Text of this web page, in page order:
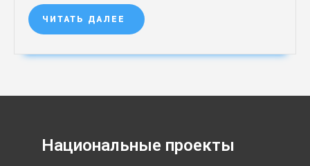
ЧИТАТЬ ДАЛЕЕ
Национальные проекты